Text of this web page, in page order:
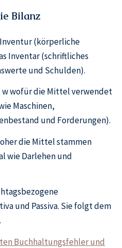
Bilanz
(körperliche
Inventar (schriftliches
und Schulden).
w wofür die Mittel verwendet
Maschinen,
und Forderungen).
die Mittel stammen
wie Darlehen und
und Passiva. Sie folgt dem
Buchhaltungsfehler und